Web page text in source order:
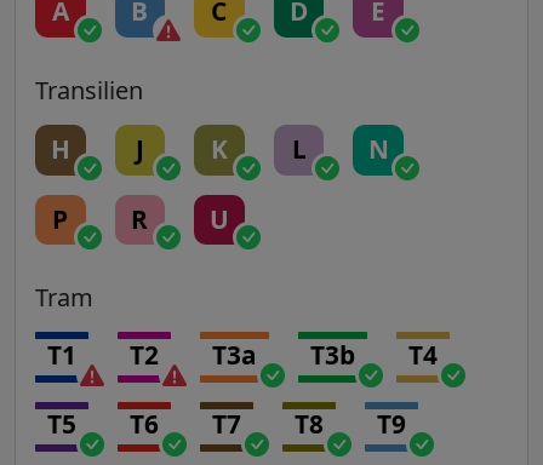
A B C D E
Transilien
H J K L N
P R U
Tram
T1 T2 T3a T3b T4
T5 T6 T7 T8 T9